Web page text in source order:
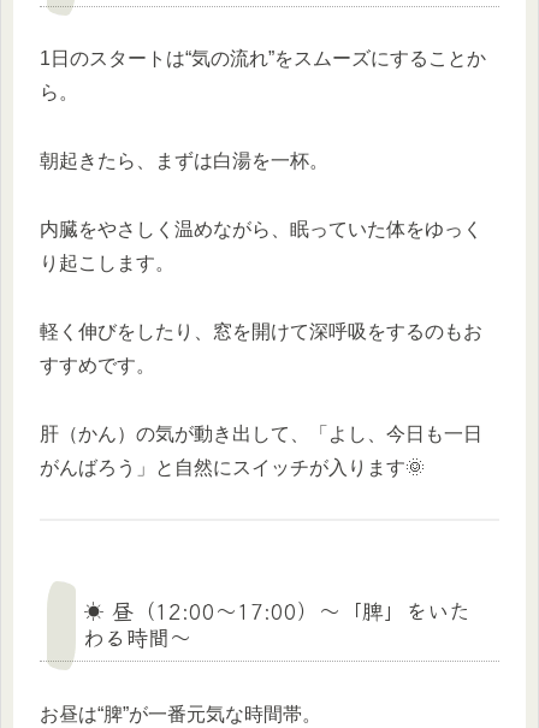
1日のスタートは“気の流れ”をスムーズにすることか
ら。
朝起きたら、まずは白湯を一杯。
内臓をやさしく温めながら、眠っていた体をゆっく
り起こします。
軽く伸びをしたり、窓を開けて深呼吸をするのもお
すすめです。
肝（かん）の気が動き出して、「よし、今日も一日
がんばろう」と自然にスイッチが入ります🌞
☀️ 昼（12:00〜17:00）〜「脾」をいた
わる時間〜
お昼は“脾”が一番元気な時間帯。